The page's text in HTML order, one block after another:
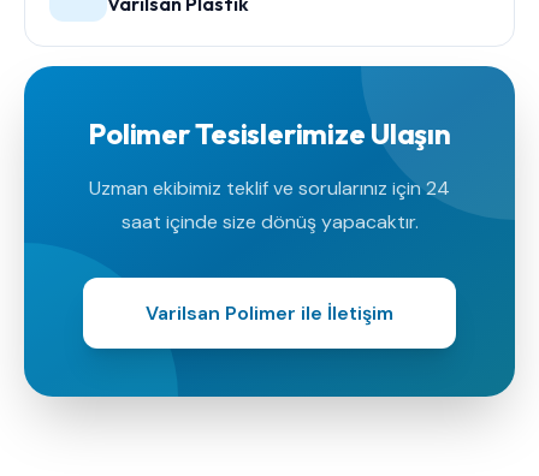
Polimer Tesislerimize Ulaşın
Uzman ekibimiz teklif ve sorularınız için 24
saat içinde size dönüş yapacaktır.
Varilsan Polimer ile İletişim